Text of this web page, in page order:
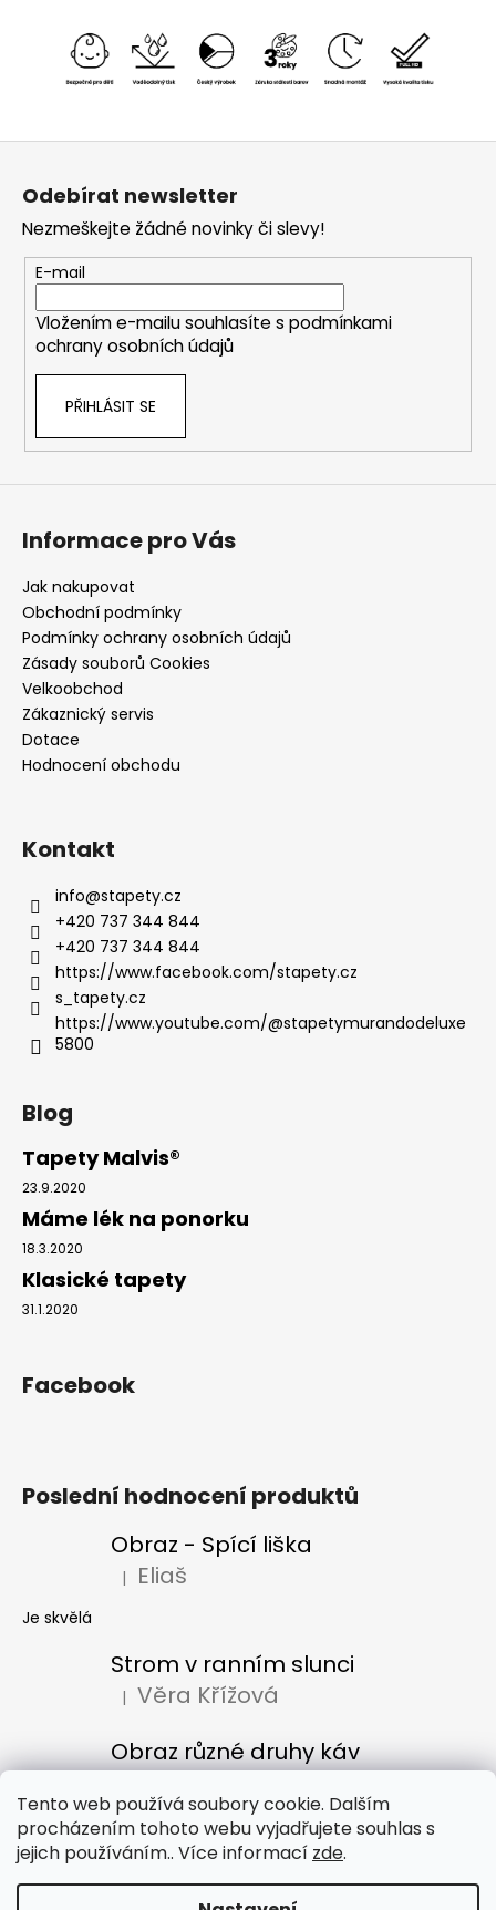
Tento web používá soubory cookie. Dalším
procházením tohoto webu vyjadřujete souhlas s
jejich používáním.. Více informací zde.
Z
Odebírat newsletter
Nezmeškejte žádné novinky či slevy!
E-mail
Vložením e-mailu souhlasíte s podmínkami
ochrany osobních údajů
PŘIHLÁSIT SE
Informace pro Vás
Jak nakupovat
Obchodní podmínky
Podmínky ochrany osobních údajů
Zásady souborů Cookies
Velkoobchod
Zákaznický servis
Dotace
Hodnocení obchodu
Kontakt
info@stapety.cz
+420 737 344 844
+420 737 344 844
https://www.facebook.com/stapety.cz
s_tapety.cz
https://www.youtube.com/@stapetymurandodeluxe
5800
Blog
Tapety Malvis®
23.9.2020
Máme lék na ponorku
18.3.2020
Klasické tapety
31.1.2020
Facebook
Poslední hodnocení produktů
Obraz - Spící liška
Hodnocení produktu je 5 z 5 hvězdiček.
| Eliaš
Je skvělá
Strom v ranním slunci
Hodnocení produktu je 5 z 5 hvězdiček.
| Věra Křížová
Obraz různé druhy káv
Hodnocení produktu je 5 z 5 hvězdiček.